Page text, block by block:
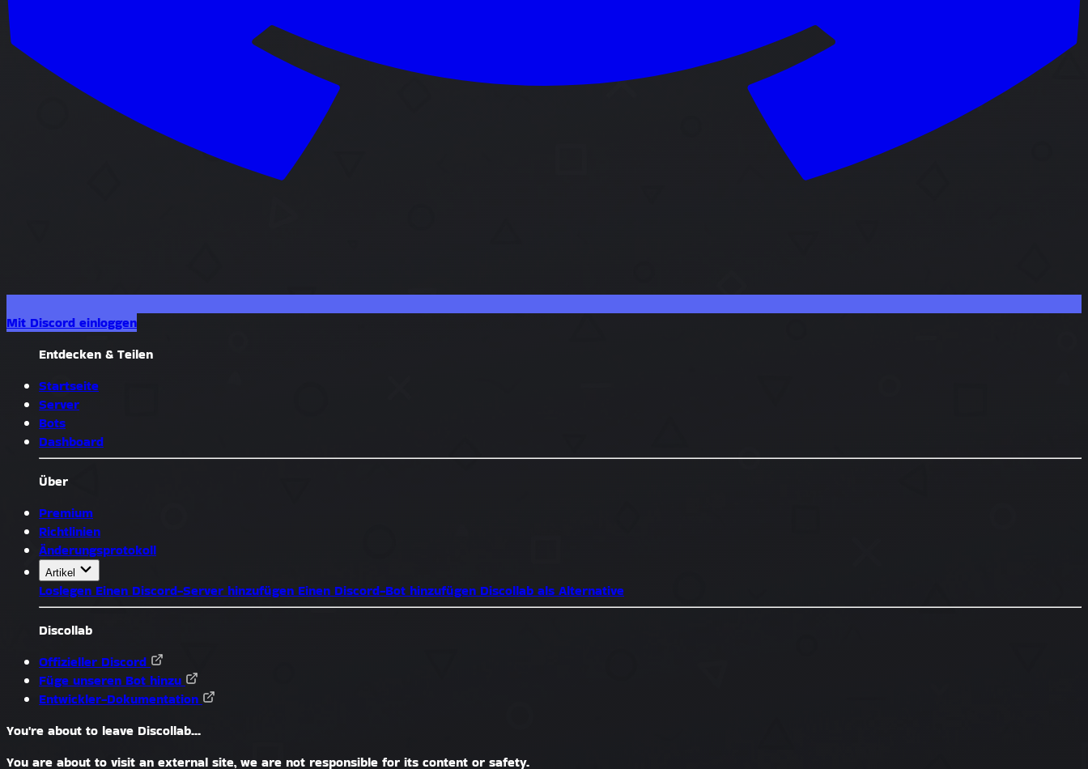
Mit Discord einloggen
Entdecken & Teilen
Startseite
Server
Bots
Dashboard
Über
Premium
Richtlinien
Änderungsprotokoll
Artikel
Loslegen Einen Discord-Server hinzufügen Einen Discord-Bot hinzufügen Discollab als Alternative
Discollab
Offizieller Discord
Füge unseren Bot hinzu
Entwickler-Dokumentation
You're about to leave Discollab...
You are about to visit an external site, we are not responsible for its content or safety.